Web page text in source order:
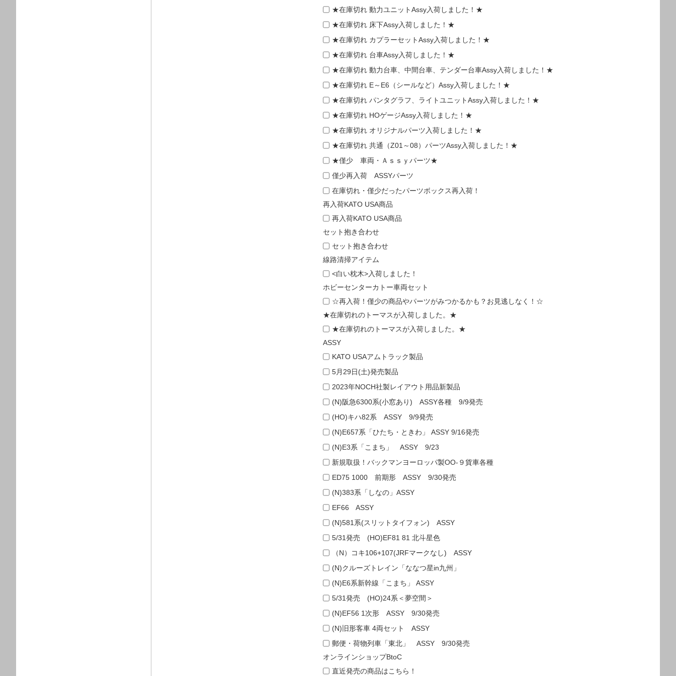
★在庫切れ 動力ユニットAssy入荷しました！★
★在庫切れ 床下Assy入荷しました！★
★在庫切れ カプラーセットAssy入荷しました！★
★在庫切れ 台車Assy入荷しました！★
★在庫切れ 動力台車、中間台車、テンダー台車Assy入荷しました！★
★在庫切れ E～E6（シールなど）Assy入荷しました！★
★在庫切れ パンタグラフ、ライトユニットAssy入荷しました！★
★在庫切れ HOゲージAssy入荷しました！★
★在庫切れ オリジナルパーツ入荷しました！★
★在庫切れ 共通（Z01～08）パーツAssy入荷しました！★
★僅少 車両・Ａｓｓｙパーツ★
僅少再入荷 ASSYパーツ
在庫切れ・僅少だったパーツボックス再入荷！
再入荷KATO USA商品
再入荷KATO USA商品
セット抱き合わせ
セット抱き合わせ
線路清掃アイテム
<白い枕木>入荷しました！
ホビーセンターカトー車両セット
☆再入荷！僅少の商品やパーツがみつかるかも？お見逃しなく！☆
★在庫切れのトーマスが入荷しました。★
★在庫切れのトーマスが入荷しました。★
ASSY
KATO USAアムトラック製品
5月29日(土)発売製品
2023年NOCH社製レイアウト用品新製品
(N)阪急6300系(小窓あり) ASSY各種 9/9発売
(HO)キハ82系 ASSY 9/9発売
(N)E657系「ひたち・ときわ」 ASSY 9/16発売
(N)E3系「こまち」 ASSY 9/23
新規取扱！バックマンヨーロッパ製OO-９貨車各種
ED75 1000 前期形 ASSY 9/30発売
(N)383系「しなの」ASSY
EF66 ASSY
(N)581系(スリットタイフォン) ASSY
5/31発売 (HO)EF81 81 北斗星色
（N）コキ106+107(JRFマークなし) ASSY
(N)クルーズトレイン「ななつ星in九州」
(N)E6系新幹線「こまち」 ASSY
5/31発売 (HO)24系＜夢空間＞
(N)EF56 1次形 ASSY 9/30発売
(N)旧形客車 4両セット ASSY
郵便・荷物列車「東北」 ASSY 9/30発売
オンラインショップBtoC
直近発売の商品はこちら！